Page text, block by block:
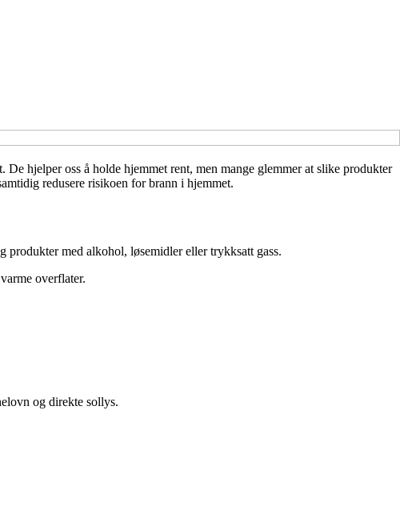
hjelper oss å holde hjemmet rent, men mange glemmer at slike produkter
redusere risikoen for brann i hjemmet.
med alkohol, løsemidler eller trykksatt gass.
overflater.
og direkte sollys.